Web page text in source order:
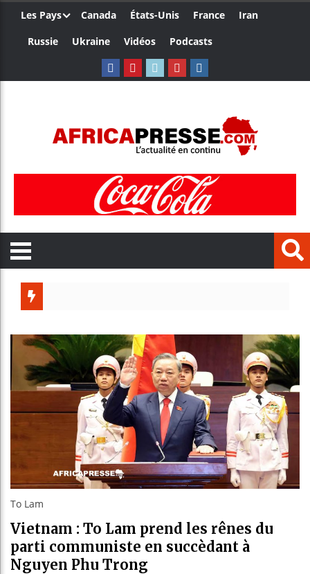
Les Pays Canada États-Unis France
Iran
Russie
Ukraine Vidéos Podcasts
Bénin :
Aliko
To Lam
Vietnam : To Lam prend les rênes du
parti communiste en succèdant à
Nguyen Phu Trong